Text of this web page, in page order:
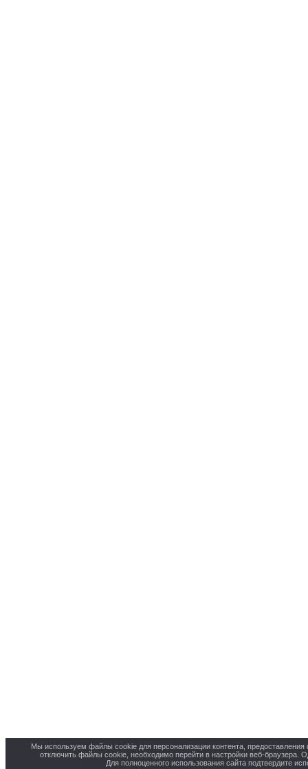
Мы используем файлы cookie для персонализации контента,
отключить файлы cookie, необходимо перейти в настройки веб-браузера.
Для полноценного использования сайта подтвердите